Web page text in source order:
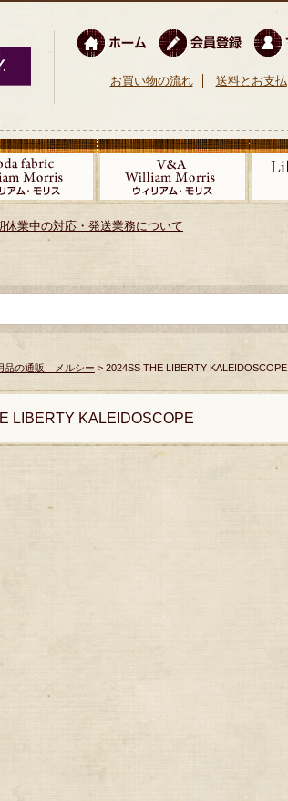
お買い物の流れ 送料とお支払
業中の対応・発送業務について
品の通販 メルシー > 2024SS THE LIBERTY KALEIDOSCOPE
LIBERTY KALEIDOSCOPE